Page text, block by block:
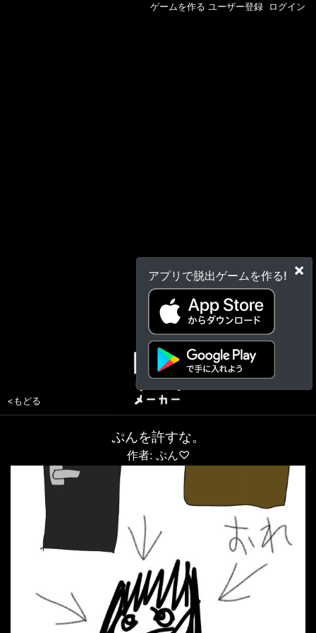
×
アプリで脱出ゲームを作る!
ゲームを作る ユーザー登録 ログイン
<もどる
ぷんを許すな。
作者: ぷん♡